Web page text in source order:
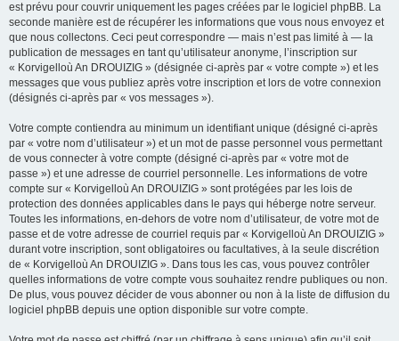
est prévu pour couvrir uniquement les pages créées par le logiciel phpBB. La
seconde manière est de récupérer les informations que vous nous envoyez et
que nous collectons. Ceci peut correspondre — mais n’est pas limité à — la
publication de messages en tant qu’utilisateur anonyme, l’inscription sur
« Korvigelloù An DROUIZIG » (désignée ci-après par « votre compte ») et les
messages que vous publiez après votre inscription et lors de votre connexion
(désignés ci-après par « vos messages »).
Votre compte contiendra au minimum un identifiant unique (désigné ci-après
par « votre nom d’utilisateur ») et un mot de passe personnel vous permettant
de vous connecter à votre compte (désigné ci-après par « votre mot de
passe ») et une adresse de courriel personnelle. Les informations de votre
compte sur « Korvigelloù An DROUIZIG » sont protégées par les lois de
protection des données applicables dans le pays qui héberge notre serveur.
Toutes les informations, en-dehors de votre nom d’utilisateur, de votre mot de
passe et de votre adresse de courriel requis par « Korvigelloù An DROUIZIG »
durant votre inscription, sont obligatoires ou facultatives, à la seule discrétion
de « Korvigelloù An DROUIZIG ». Dans tous les cas, vous pouvez contrôler
quelles informations de votre compte vous souhaitez rendre publiques ou non.
De plus, vous pouvez décider de vous abonner ou non à la liste de diffusion du
logiciel phpBB depuis une option disponible sur votre compte.